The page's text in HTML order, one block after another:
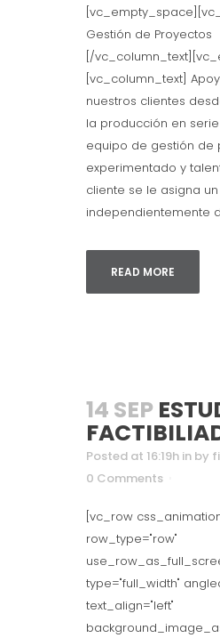
Gestión de Proyectos
[/
[vc_column_text]
nuestros clientes
la producción en
equipo de gestión de
experimentado y
cliente se le asigna
independientemente
READ MORE
14 SEP
Posted at 16:19h in by
0 Comments
[vc_row
row_type="row"
type="full_width"
text_align="left"